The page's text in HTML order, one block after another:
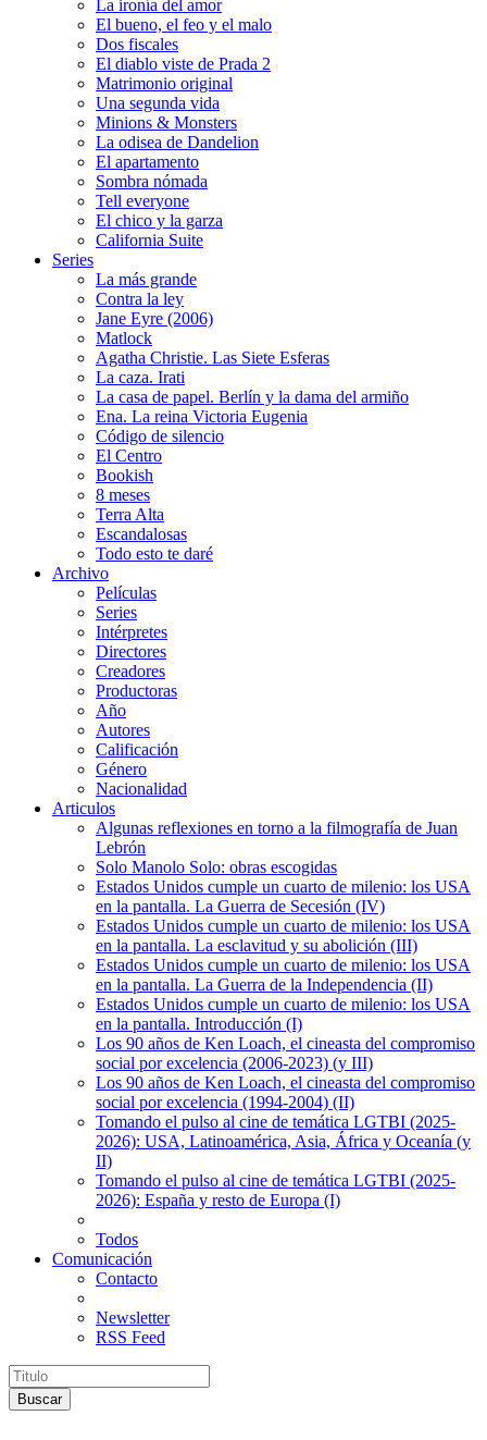
La ironía del amor
El bueno, el feo y el malo
Dos fiscales
El diablo viste de Prada 2
Matrimonio original
Una segunda vida
Minions & Monsters
La odisea de Dandelion
El apartamento
Sombra nómada
Tell everyone
El chico y la garza
California Suite
Series
La más grande
Contra la ley
Jane Eyre (2006)
Matlock
Agatha Christie. Las Siete Esferas
La caza. Irati
La casa de papel. Berlín y la dama del armiño
Ena. La reina Victoria Eugenia
Código de silencio
El Centro
Bookish
8 meses
Terra Alta
Escandalosas
Todo esto te daré
Archivo
Películas
Series
Intérpretes
Directores
Creadores
Productoras
Año
Autores
Calificación
Género
Nacionalidad
Articulos
Algunas reflexiones en torno a la filmografía de Juan
Lebrón
Solo Manolo Solo: obras escogidas
Estados Unidos cumple un cuarto de milenio: los USA
en la pantalla. La Guerra de Secesión (IV)
Estados Unidos cumple un cuarto de milenio: los USA
en la pantalla. La esclavitud y su abolición (III)
Estados Unidos cumple un cuarto de milenio: los USA
en la pantalla. La Guerra de la Independencia (II)
Estados Unidos cumple un cuarto de milenio: los USA
en la pantalla. Introducción (I)
Los 90 años de Ken Loach, el cineasta del compromiso
social por excelencia (2006-2023) (y III)
Los 90 años de Ken Loach, el cineasta del compromiso
social por excelencia (1994-2004) (II)
Tomando el pulso al cine de temática LGTBI (2025-
2026): USA, Latinoamérica, Asia, África y Oceanía (y
II)
Tomando el pulso al cine de temática LGTBI (2025-
2026): España y resto de Europa (I)
Todos
Comunicación
Contacto
Newsletter
RSS Feed
Buscar